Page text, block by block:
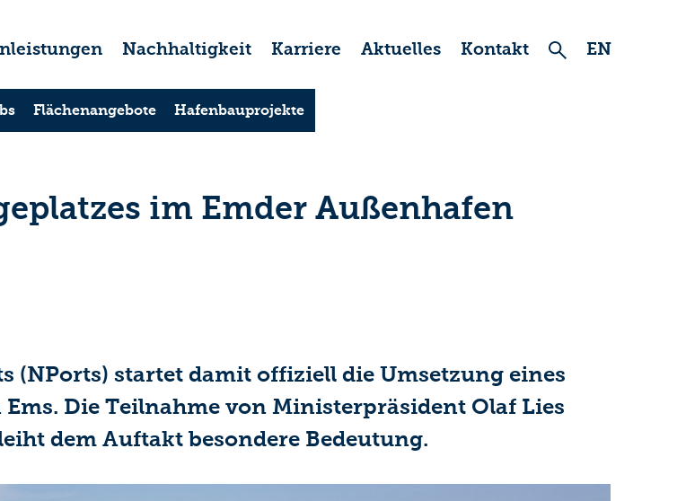
Nachhaltigkeit Karriere Aktuelles Kontakt EN
Flächenangebote Hafenbauprojekte
im Emder Außenhafen
(NPorts) startet damit offiziell die Umsetzung eines
Die Teilnahme von Ministerpräsident Olaf Lies
dem Auftakt besondere Bedeutung.